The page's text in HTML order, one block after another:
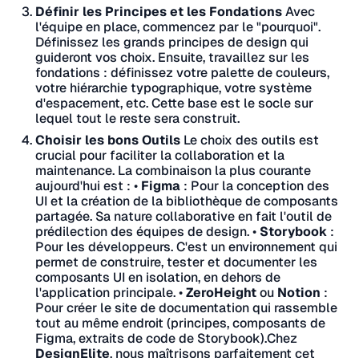
Définir les Principes et les FondationsAvec
l'équipe en place, commencez par le "pourquoi".
Définissez les grands principes de design qui
guideront vos choix. Ensuite, travaillez sur les
fondations : définissez votre palette de couleurs,
votre hiérarchie typographique, votre système
d'espacement, etc. Cette base est le socle sur
lequel tout le reste sera construit.
Choisir les bons Outils Le choix des outils est
crucial pour faciliter la collaboration et la
maintenance. La combinaison la plus courante
aujourd'hui est : • Figma : Pour la conception des
UI et la création de la bibliothèque de composants
partagée. Sa nature collaborative en fait l'outil de
prédilection des équipes de design.• Storybook :
Pour les développeurs. C'est un environnement qui
permet de construire, tester et documenter les
composants UI en isolation, en dehors de
l'application principale.•ZeroHeightou Notion :
Pour créer le site de documentation qui rassemble
tout au même endroit (principes, composants de
Figma, extraits de code de Storybook).Chez
DesignElite, nous maîtrisons parfaitement cet